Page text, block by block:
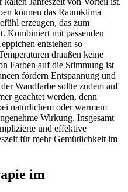
können das Raumklima
erzeugen, das zum
Kombiniert mit passenden
entstehen so
draußen keine
Farben auf die Stimmung ist
fördern Entspannung und
Wandfarbe sollte zudem auf
geachtet werden, denn
natürlichem oder warmem
Wirkung. Insgesamt
und effektive
für mehr Gemütlichkeit im
im